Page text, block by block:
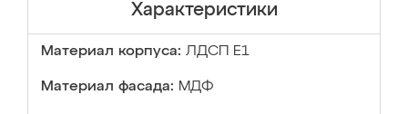
Характеристики
Материал корпуса: ЛДСП Е1
Материал фасада: МДФ